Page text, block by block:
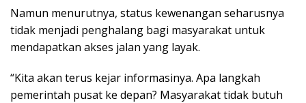
Namun menurutnya, status kewenangan seharusnya
tidak menjadi penghalang bagi masyarakat untuk
mendapatkan akses jalan yang layak.
“Kita akan terus kejar informasinya. Apa langkah
pemerintah pusat ke depan? Masyarakat tidak butuh